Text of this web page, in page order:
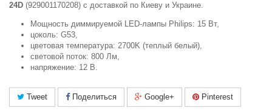
24D (929001170208) c доставкой по Киеву и Украине.
Мощность диммируемой LED-лампы Philips: 15 Вт,
цоколь: G53,
цветовая температура: 2700K (теплый белый),
световой поток: 800 Лм,
напряжение: 12 В.
Tweet Поделиться Google+ Pinterest